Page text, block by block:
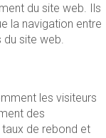
du site web. Ils
la navigation entre
site web.
les visiteurs
des
de rebond et